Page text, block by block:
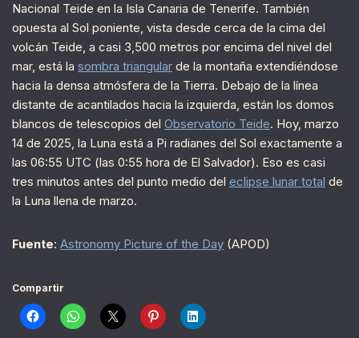
Nacional Teide en la Isla Canaria de Tenerife. También
opuesta al Sol poniente, vista desde cerca de la cima del
volcán Teide, a casi 3,500 metros por encima del nivel del
mar, está la sombra triangular de la montaña extendiéndose
hacia la densa atmósfera de la Tierra. Debajo de la línea
distante de acantilados hacia la izquierda, están los domos
blancos de telescopios del Observatorio Teide. Hoy, marzo
14 de 2025, la Luna está a Pi radianes del Sol exactamente a
las 06:55 UTC (las 0:55 hora de El Salvador). Eso es casi
tres minutos antes del punto medio del eclipse lunar total de
la Luna llena de marzo.
Fuente: Astronomy Picture of the Day (APOD)
Compartir